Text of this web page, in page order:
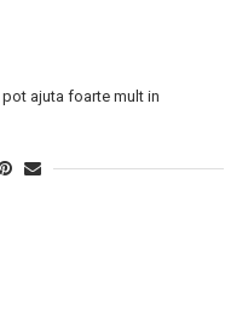
ajuta foarte mult in